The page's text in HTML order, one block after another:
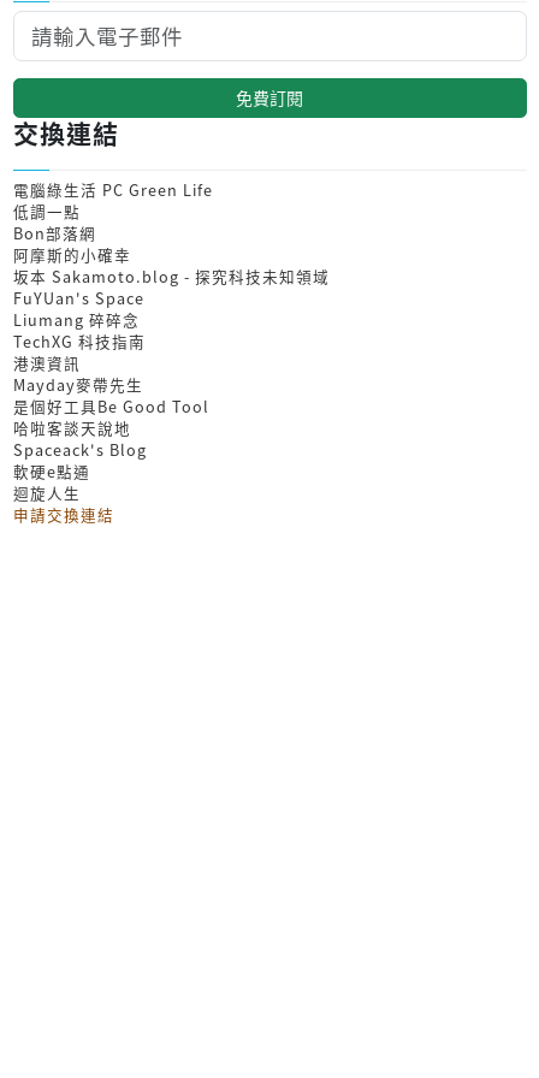
免費訂閱
交換連結
電腦綠生活 PC Green Life
低調一點
Bon部落網
阿摩斯的小確幸
坂本 Sakamoto.blog - 探究科技未知領域
FuYUan's Space
Liumang 碎碎念
TechXG 科技指南
港澳資訊
Mayday麥帶先生
是個好工具Be Good Tool
哈啦客談天說地
Spaceack's Blog
軟硬e點通
迴旋人生
申請交換連結